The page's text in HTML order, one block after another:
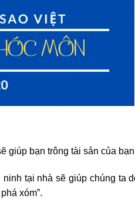
giúp bạn trông tài sản của
tại nhà sẽ giúp chúng ta
xóm”.